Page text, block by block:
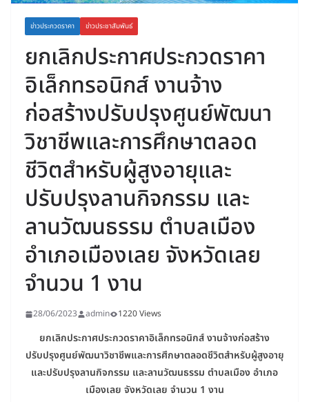
ข่าวประกวดราคา ข่าวประชาสัมพันธ์
ยกเลิกประกาศประกวดราคา
อิเล็กทรอนิกส์ งานจ้าง
ก่อสร้างปรับปรุงศูนย์พัฒนา
วิชาชีพและการศึกษาตลอด
ชีวิตสำหรับผู้สูงอายุและ
ปรับปรุงลานกิจกรรม และ
ลานวัฒนธรรม ตำบลเมือง
อำเภอเมืองเลย จังหวัดเลย
จำนวน 1 งาน
28/06/2023 admin 1220 Views
ยกเลิกประกาศประกวดราคาอิเล็กทรอนิกส์ งานจ้างก่อสร้าง
ปรับปรุงศูนย์พัฒนาวิชาชีพและการศึกษาตลอดชีวิตสำหรับผู้สูงอายุ
และปรับปรุงลานกิจกรรม และลานวัฒนธรรม ตำบลเมือง อำเภอ
เมืองเลย จังหวัดเลย จำนวน 1 งาน